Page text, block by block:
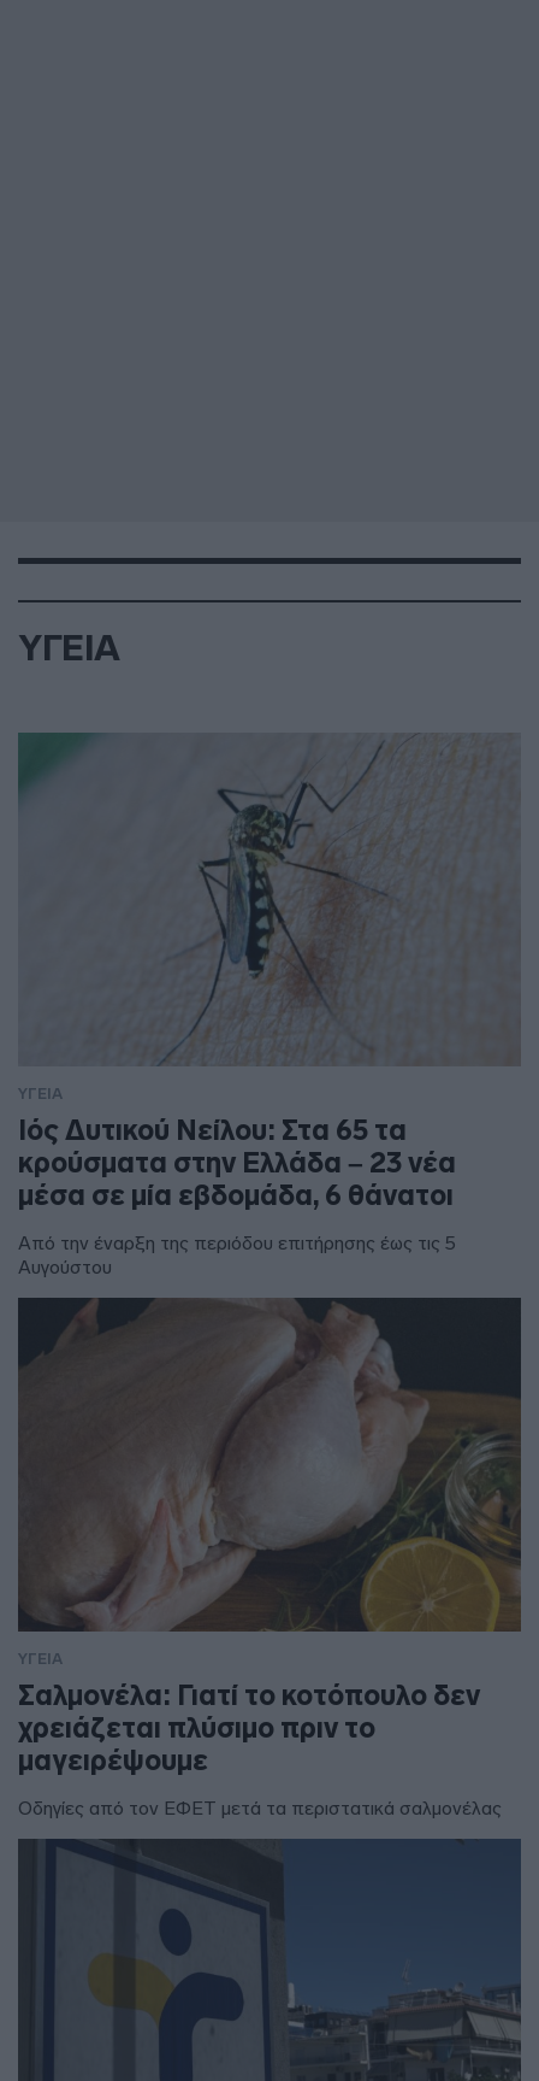
ΥΓΕΙΑ
ΥΓΕΙΑ
Ιός Δυτικού Νείλου: Στα 65 τα
κρούσματα στην Ελλάδα – 23 νέα
μέσα σε μία εβδομάδα, 6 θάνατοι
Από την έναρξη της περιόδου επιτήρησης έως τις 5
Αυγούστου
ΥΓΕΙΑ
Σαλμονέλα: Γιατί το κοτόπουλο δεν
χρειάζεται πλύσιμο πριν το
μαγειρέψουμε
Οδηγίες από τον ΕΦΕΤ μετά τα περιστατικά σαλμονέλας